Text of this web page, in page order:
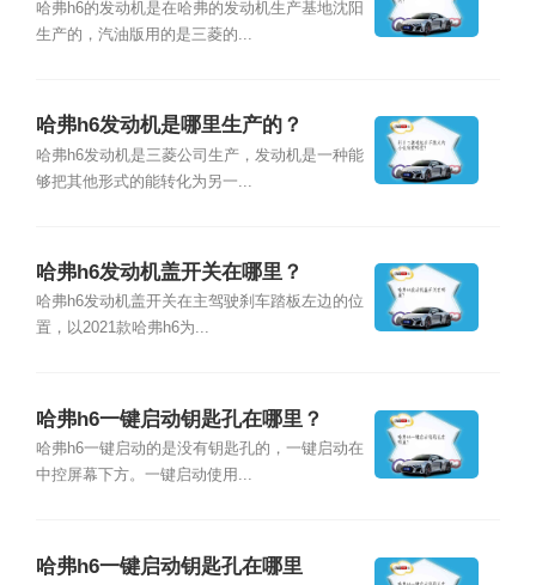
哈弗h6的发动机是在哈弗的发动机生产基地沈阳
生产的，汽油版用的是三菱的...
哈弗h6发动机是哪里生产的？
哈弗h6发动机是三菱公司生产，发动机是一种能
够把其他形式的能转化为另一...
哈弗h6发动机盖开关在哪里？
哈弗h6发动机盖开关在主驾驶刹车踏板左边的位
置，以2021款哈弗h6为...
哈弗h6一键启动钥匙孔在哪里？
哈弗h6一键启动的是没有钥匙孔的，一键启动在
中控屏幕下方。一键启动使用...
哈弗h6一键启动钥匙孔在哪里